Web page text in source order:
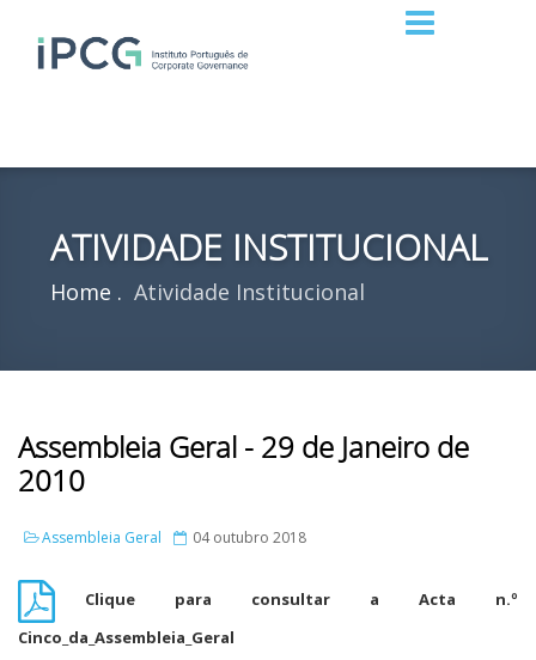
ATIVIDADE INSTITUCIONAL
Home Atividade Institucional
Assembleia Geral - 29 de Janeiro de
2010
Assembleia Geral 04 outubro 2018
Clique para consultar a Acta n.º
Cinco_da_Assembleia_Geral